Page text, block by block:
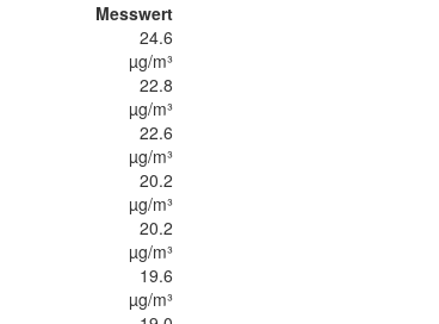
Messwert
24.6
µg/m³
22.8
µg/m³
22.6
µg/m³
20.2
µg/m³
20.2
µg/m³
19.6
µg/m³